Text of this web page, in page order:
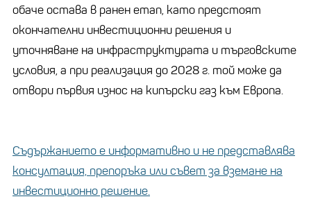
обаче остава в ранен етап, като предстоят
окончателни инвестиционни решения и
уточняване на инфраструктурата и търговските
условия, а при реализация до 2028 г. той може да
отвори първия износ на кипърски газ към Европа.
Съдържанието е информативно и не представлява
консултация, препоръка или съвет за вземане на
инвестиционно решение.